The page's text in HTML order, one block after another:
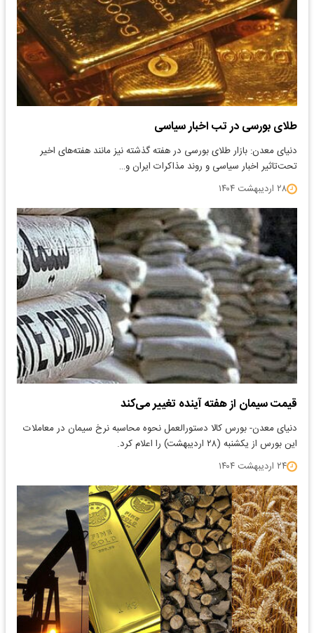
طلای بورسی در تب اخبار سیاسی
دنیای معدن: بازار طلای بورسی در هفته گذشته نیز مانند هفته‌‌‌های اخیر
تحت‌تاثیر اخبار سیاسی و روند مذاکرات ایران و…
۲۸ اردیبهشت ۱۴۰۴
قیمت سیمان از هفته آینده تغییر می‌کند
​دنیای معدن- بورس کالا دستورالعمل نحوه محاسبه نرخ سیمان در معاملات
این بورس از یکشنبه (۲۸ اردیبهشت) را اعلام کرد.
۲۴ اردیبهشت ۱۴۰۴